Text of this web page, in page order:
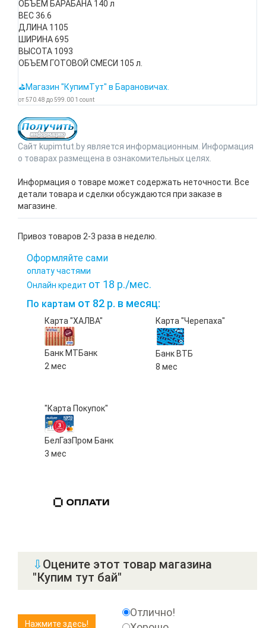
ОБЪЕМ БАРАБАНА 140 л
ВЕС 36.6
ДЛИНА 1105
ШИРИНА 695
ВЫСОТА 1093
ОБЪЕМ ГОТОВОЙ СМЕСИ 105 л.
⛳Магазин "КупимТут" в Барановичах.
от570.48 до599.00 1 count
Сайт kupimtut.by является информационным. Информация
о товарах размещена в ознакомительных целях.
Информация о товаре может содержать неточности. Все
детали товара и сделки обсуждаются при заказе в
магазине.
Привоз товаров 2-3 раза в неделю.
Оформляйте сами
оплату частями
Онлайн кредит от 18 р./мес.
По картам от 82 р. в месяц:
Карта "ХАЛВА"
Банк МТБанк
2 мес
Карта "Черепаха"
Банк ВТБ
8 мес
"Карта Покупок"
БелГазПром Банк
3 мес
⇩ Оцените этот товар магазина
"Купим тут бай"
Отлично!